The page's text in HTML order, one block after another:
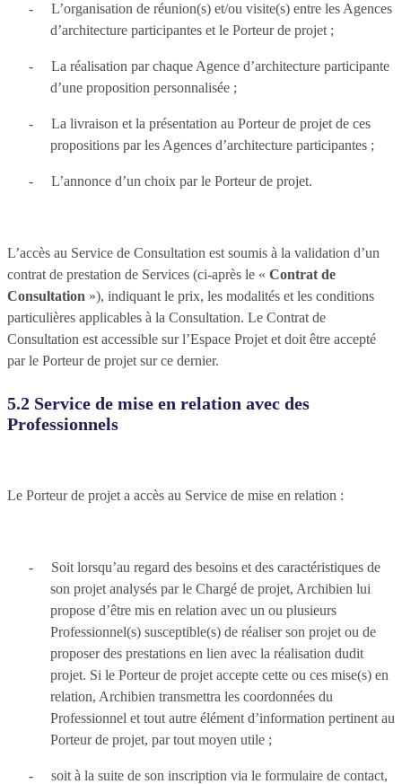
-
L’organisation de réunion(s) et/ou visite(s) entre les Agences
d’architecture participantes et le Porteur de projet ;
-
La réalisation par chaque Agence d’architecture participante
d’une proposition personnalisée ;
-
La livraison et la présentation au Porteur de projet de ces
propositions par les Agences d’architecture participantes ;
- L’annonce d’un choix par le Porteur de projet.
L’accès au Service de Consultation est soumis à la validation d’un
contrat de prestation de Services (ci-après le « Contrat de
Consultation »), indiquant le prix, les modalités et les conditions
particulières applicables à la Consultation. Le Contrat de
Consultation est accessible sur l’Espace Projet et doit être accepté
par le Porteur de projet sur ce dernier.
5.2 Service de mise en relation avec des
Professionnels
Le Porteur de projet a accès au Service de mise en relation :
-
Soit lorsqu’au regard des besoins et des caractéristiques de
son projet analysés par le Chargé de projet, Archibien lui
propose d’être mis en relation avec un ou plusieurs
Professionnel(s) susceptible(s) de réaliser son projet ou de
proposer des prestations en lien avec la réalisation dudit
projet. Si le Porteur de projet accepte cette ou ces mise(s) en
relation, Archibien transmettra les coordonnées du
Professionnel et tout autre élément d’information pertinent au
Porteur de projet, par tout moyen utile ;
-
soit à la suite de son inscription via le formulaire de contact,